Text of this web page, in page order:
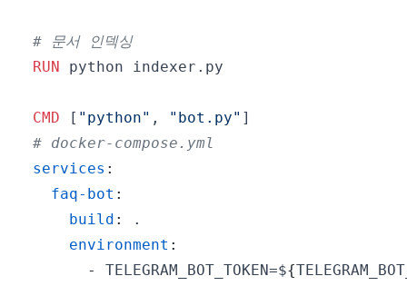
# 문서 인덱싱
RUN python indexer.py
CMD [ "python" , "bot.py" ]
# docker-compose.yml
services :
faq-bot :
build :
environment :
-
TELEGRAM_BOT_TOKEN=${